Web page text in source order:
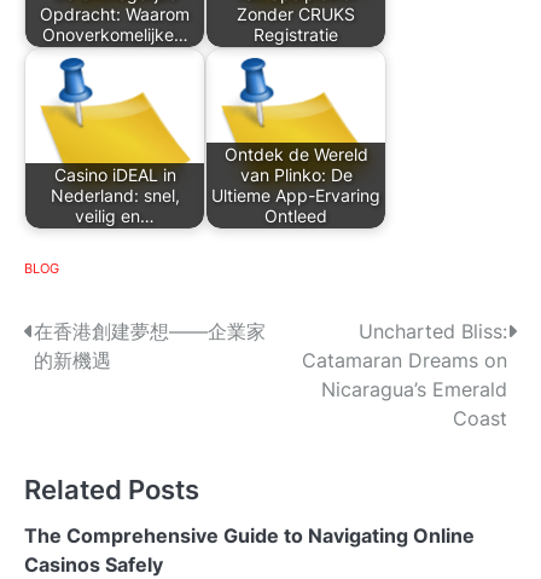
Opdracht: Waarom
Onoverkomelijke…
Zonder CRUKS
Registratie
Casino iDEAL in
Nederland: snel,
veilig en…
Ontdek de Wereld
van Plinko: De
Ultieme App-Ervaring
Ontleed
BLOG
P
o
n
a
在香港創建夢想——企業家
的新機遇
Uncharted Bliss:
Catamaran Dreams on
Nicaragua’s Emerald
Coast
Related Posts
The Comprehensive Guide to Navigating Online
Casinos Safely